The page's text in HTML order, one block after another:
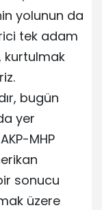
yolunun da
tek adam
kurtulmak
bugün
yer
MHP
sonucu
üzere